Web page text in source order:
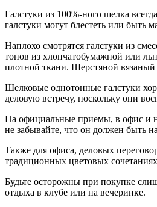
Галстуки из 100%-ного шелка
галстуки могут блестеть или быть
Наплохо смотрятся галстуки из
тонов из хлопчатобумажной или
плотной ткани. Шерстяной вязаный
Шелковые однотонные галстуки
деловую встречу, поскольку они
На официальные приемы, в офис и
не забывайте, что он должен быть
Также для офиса, деловых
традиционных цветовых
Будьте осторожны при покупке
отдыха в клубе или на вечеринке.